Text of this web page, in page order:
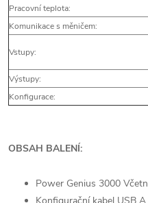
Pracovní teplota:
Komunikace s měničem:
Vstupy:
Výstupy:
Konfigurace:
OBSAH BALENÍ:
Power Genius 3000